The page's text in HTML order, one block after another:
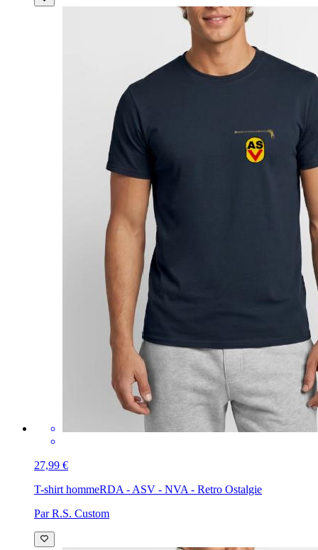
27,99 €
T-shirt hommeRDA - ASV - NVA - Retro Ostalgie
Par R.S. Custom